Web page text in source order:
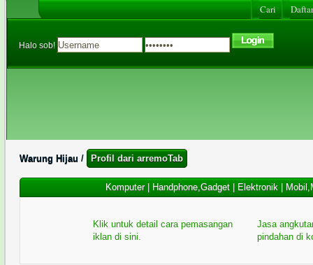
Cari
Halo sob!
Warung Hijau / Profil dari arremoTab
Komputer| Handphone,Gadget| Elektronik|
Klik untuk detail cara pemasangan
iklan di sini.
Jasa
pindahan di